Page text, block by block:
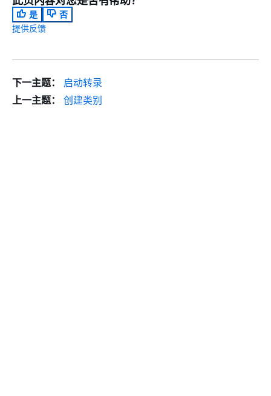
是
否
提供反馈
下一主题：
启动转录
上一主题：
创建类别